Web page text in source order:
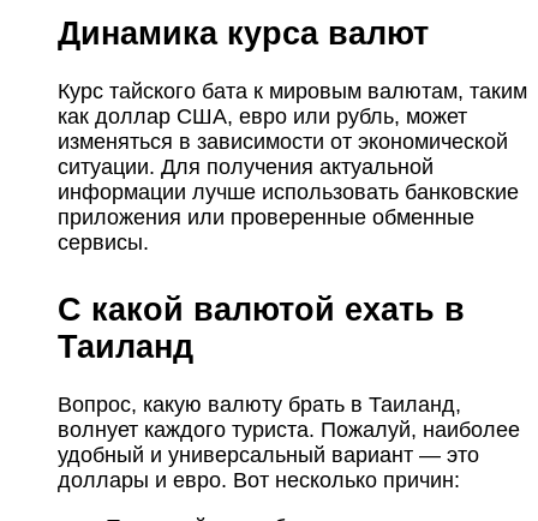
Динамика курса валют
Курс тайского бата к мировым валютам, таким
как доллар США, евро или рубль, может
изменяться в зависимости от экономической
ситуации. Для получения актуальной
информации лучше использовать банковские
приложения или проверенные обменные
сервисы.
С какой валютой ехать в
Таиланд
Вопрос, какую валюту брать в Таиланд,
волнует каждого туриста. Пожалуй, наиболее
удобный и универсальный вариант — это
доллары и евро. Вот несколько причин: